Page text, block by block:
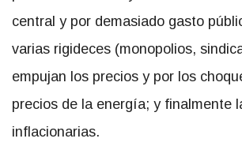
central y por demasiado gasto
varias rigideces (monopolios,
empujan los precios y por los
precios de la energía; y finalmente
inflacionarias.